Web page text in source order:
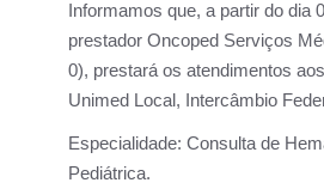
Informamos que, a partir do dia
prestador Oncoped Serviços
0), prestará os atendimentos
Unimed Local, Intercâmbio
Especialidade: Consulta de
Pediátrica.